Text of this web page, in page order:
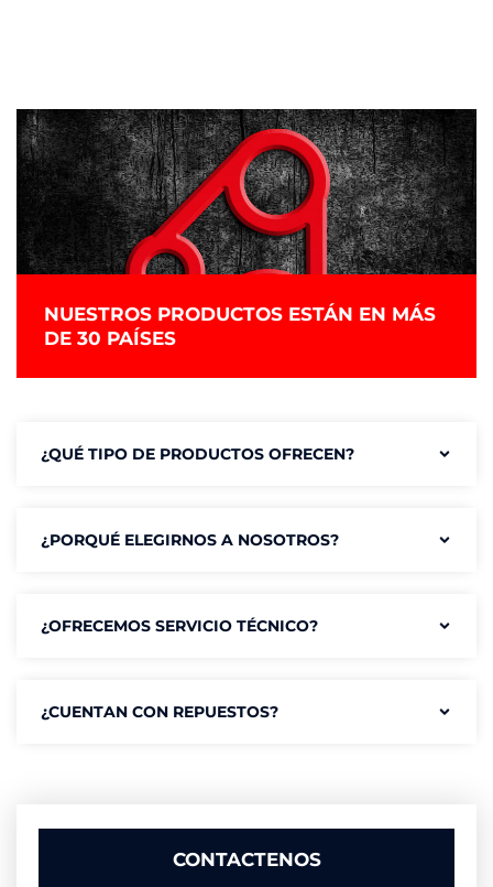
NUESTROS PRODUCTOS ESTÁN EN MÁS
DE 30 PAÍSES
¿QUÉ TIPO DE PRODUCTOS OFRECEN?
¿PORQUÉ ELEGIRNOS A NOSOTROS?
¿OFRECEMOS SERVICIO TÉCNICO?
¿CUENTAN CON REPUESTOS?
CONTACTENOS